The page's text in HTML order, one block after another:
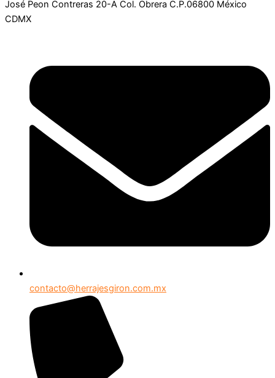
José Peon Contreras 20-A Col. Obrera C.P.06800 México
CDMX
contacto@herrajesgiron.com.mx